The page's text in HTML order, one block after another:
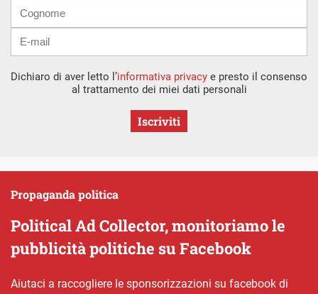
Dichiaro di aver letto l’informativa privacy e presto il consenso
al trattamento dei miei dati personali
Iscriviti
Political Ad Collector, monitoriamo le
pubblicità politiche su Facebook
Propaganda politica
Aiutaci a raccogliere le sponsorizzazioni su facebook di